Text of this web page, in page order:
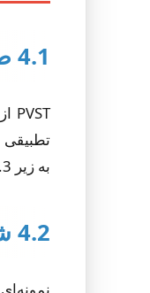
4.1 طراحی آزمون و انتخاب گویه‌ها
تطبیقی
به زیر 0.3 لاجیت برسد.
4.2 شرکت‌کنندگان و روش اجرا